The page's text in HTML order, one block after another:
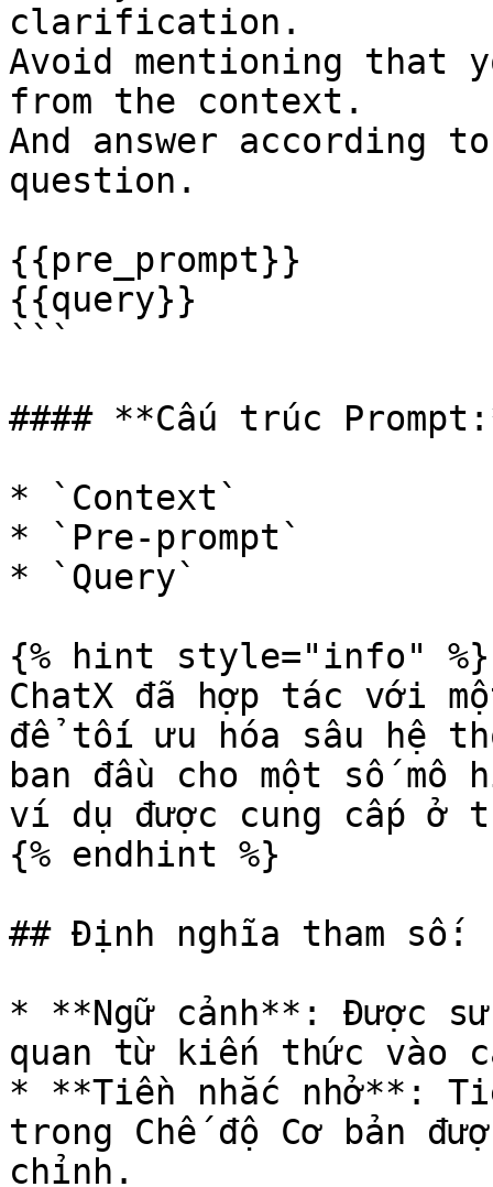
clarification.
Avoid mentioning that
from the context.
And answer according
question.
{{pre_prompt}}
{{query}}
```
#### **Cấu trúc
* `Context`
* `Pre-prompt`
* `Query`
{% hint style="info" %}
ChatX đã hợp tác với
để tối ưu hóa sâu hệ
ban đầu cho một số
ví dụ được cung cấp ở
{% endhint %}
## Định nghĩa tham số:
* **Ngữ cảnh**: Được
quan từ kiến thức vào
* **Tiền nhắc nhở**:
trong Chế độ Cơ bản
chỉnh.